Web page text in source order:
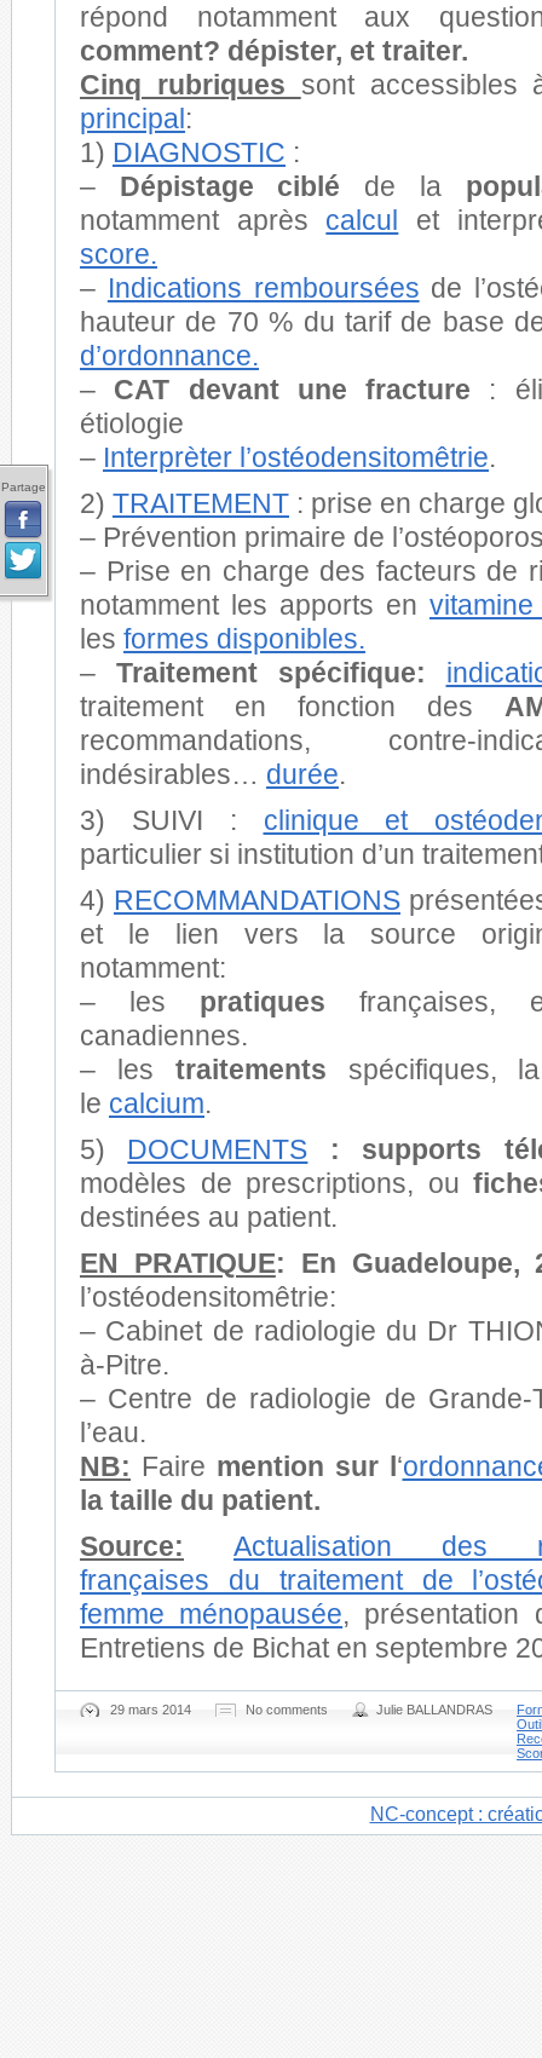
Partage
répond notamment aux
comment? dépister, et traiter.
Cinq rubriques sont
principal :
1) DIAGNOSTIC :
– Dépistage ciblé de la
notamment après calcul
et
score.
– Indications remboursées de
hauteur de 70 % du tarif de base
d’ordonnance.
– CAT devant une fracture :
étiologie
– Interprèter l’ostéodensitomêtrie.
2) TRAITEMENT : prise en charge
– Prévention primaire de
– Prise en charge des facteurs de
notamment les apports en
les formes disponibles.
– Traitement spécifique:
traitement en fonction des
recommandations, contre-
indésirables… durée.
3) SUIVI : clinique et
particulier si institution d’un
4) RECOMMANDATIONS
et le lien vers la source
notamment:
– les pratiques françaises,
canadiennes.
– les traitements spécifiques,
le calcium.
5) DOCUMENTS :
supports
modèles de prescriptions, ou
destinées au patient.
EN PRATIQUE: En Guadeloupe,
l’ostéodensitomêtrie:
– Cabinet de radiologie du Dr
à-Pitre.
– Centre de radiologie de Grande-
l’eau.
NB: Faire mention sur l ‘
la taille du patient.
Source:
Actualisation des
françaises du traitement de
femme ménopausée, présentation
Entretiens de Bichat en septembre
29 mars 2014 No comments Julie BALLANDRAS
NC-concept :